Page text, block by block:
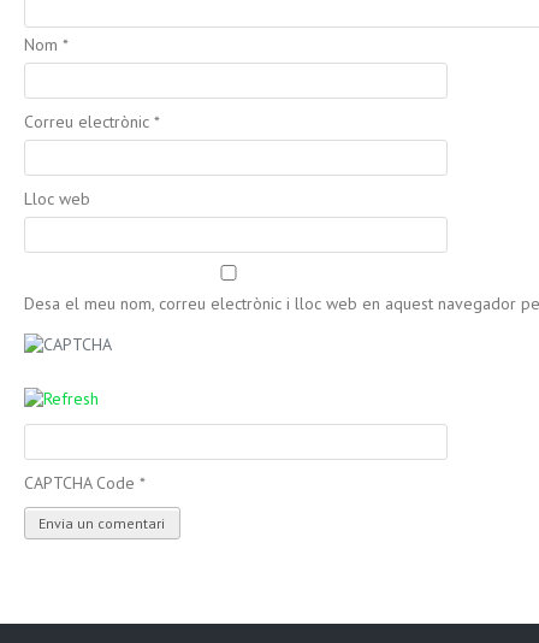
Nom *
Correu electrònic *
Lloc web
Desa el meu nom, correu electrònic i lloc web en aquest navegador
CAPTCHA Code *